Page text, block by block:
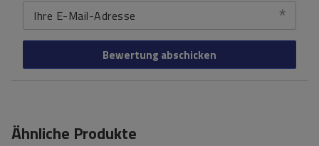
Ihre E-Mail-Adresse
Bewertung abschicken
Ähnliche Produkte